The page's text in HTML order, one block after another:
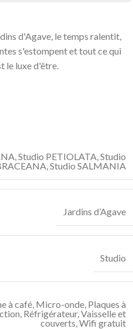
d'Agave, le temps ralentit,
s'estompent et tout ce qui
le luxe d'être.
Studio PETIOLATA Studio
Studio SALMANIA
Jardins d’Agave
Studio
à café Micro-onde Plaques à
Réfrigérateur, Vaisselle et
couverts Wifi gratuit